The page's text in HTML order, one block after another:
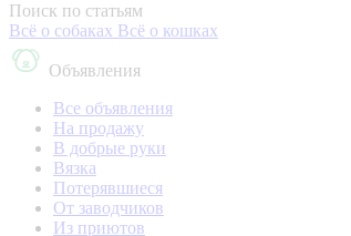
Поиск по статьям
Всё о собаках Всё о кошках
Объявления
Все объявления
На продажу
В добрые руки
Вязка
Потерявшиеся
От заводчиков
Из приютов